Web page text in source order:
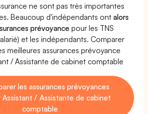
ne sont pas très importantes
Beaucoup d'indépendants ontalors
prévoyance pour les TNS
et les indépendants. Comparer
meilleures assurances prévoyance
/ Assistante de cabinet comptable
les assurances prévoyances
Assistant / Assistante de cabinet
comptable